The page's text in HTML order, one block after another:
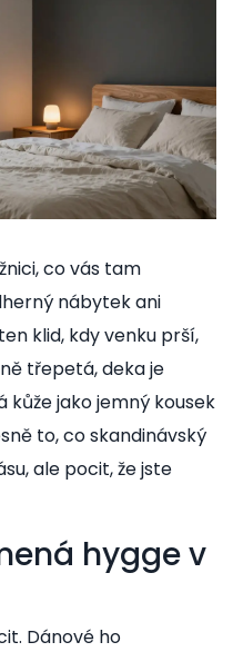
co vás tam
nábytek ani
klid, kdy venku prší,
třepetá, deka je
jako jemný kousek
to, co skandinávský
ale pocit, že jste
hygge v
Dánové ho